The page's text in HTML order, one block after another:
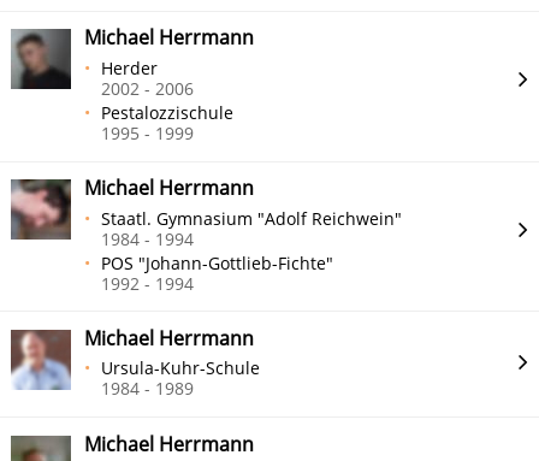
Michael Herrmann
Herder
2002 - 2006
Pestalozzischule
1995 - 1999
Michael Herrmann
Staatl. Gymnasium "Adolf Reichwein"
1984 - 1994
POS "Johann-Gottlieb-Fichte"
1992 - 1994
Michael Herrmann
Ursula-Kuhr-Schule
1984 - 1989
Michael Herrmann